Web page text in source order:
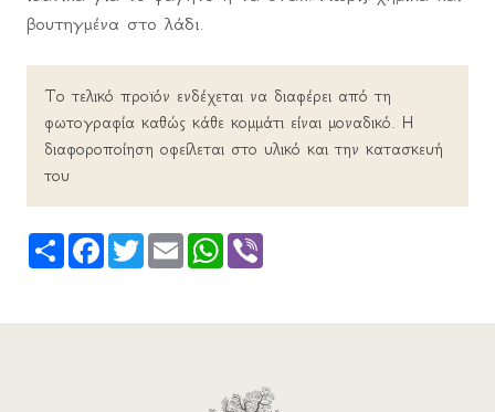
βουτηγμένα στο λάδι.
Το τελικό προϊόν ενδέχεται να διαφέρει από τη
φωτογραφία καθώς κάθε κομμάτι είναι μοναδικό. Η
διαφοροποίηση οφείλεται στο υλικό και την κατασκευή
του
Share FacebookTwitterEmail WhatsApp